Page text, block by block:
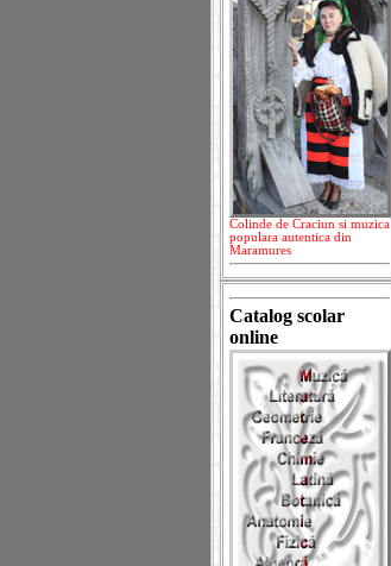
Colinde de Craciun si muzica
populara autentica din
Maramures
Catalog scolar
online